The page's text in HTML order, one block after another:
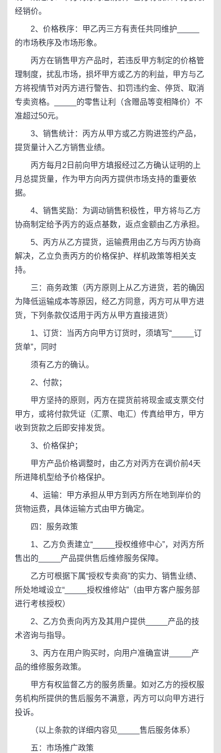
经销价。
2、价格秩序：甲乙丙三方有责任共同维护_____
的市场秩序及市场形象。
丙方在销售甲方产品时，若违反甲方制定的价格管
理制度，扰乱市场，损坏甲方或乙方的利益，甲方与乙
方将视情节对丙方进行警告、扣罚违约金、停货、取消
专卖资格。_____的零售让利（含赠品等变相降价）不
准超过50元。
3、销售统计：丙方从甲方或乙方购进签约产品，
提货量计入乙方销售业绩。
丙方每月2日前向甲方填报经过乙方确认证明的上
月总提货量，作为甲方向丙方提供市场支持的重要依
据。
4、销售奖励：为调动销售积极性，甲方将与乙方
协商制定给予丙方的返点基数，返点金额由乙方承担。
5、丙方从乙方提货，运输费用由乙方与丙方协商
解决，乙立负责丙方的价格保护、样机政策等相关支
持。
三：商务政策（丙方原则上从乙方进货，若的确因
为降低运输成本等原因，经乙方同意，丙方可从甲方进
货，下列条款仅适用于丙方从甲方直接进货）
1、订货：当丙方向甲方订货时，须填写“_____订
货单”，同时
须有乙方的确认。
2、付款；
甲方坚持的原则，丙方在提货前将现金或支票交付
甲方，或将付款凭证（汇票、电汇）传真给甲方，甲方
收到货款之后即安排发货。
3、价格保护；
甲方产品价格调整时，由乙方对丙方在调价前4天
所进降机型给予价格保护。
4、运输：甲方承担从甲方到丙方所在地到岸价的
货物运费，具体运输方式由甲方确定。
四：服务政策
1、乙方负责建立“_____授权维修中心”，对丙方所
售出的_____产品提供售后维修服务保障。
乙方可根据下属“授权专卖商”的实力、销售业绩、
所处地域设立“_____授权维修站”（由甲方客户服务部
进行考核授权）
2、乙方负责向丙方及其用户提供_____产品的技
术咨询与指导。
3、丙方在用户购买时，向用户准确宣讲_____产
品的维修服务政策。
甲方有权监督乙方的服务质量。如对乙方的授权服
务机构所提供的售后服务不满意，丙方可以向甲方进行
投诉。
（以上条款的详细内容见_____售后服务体系）
五：市场推广政策